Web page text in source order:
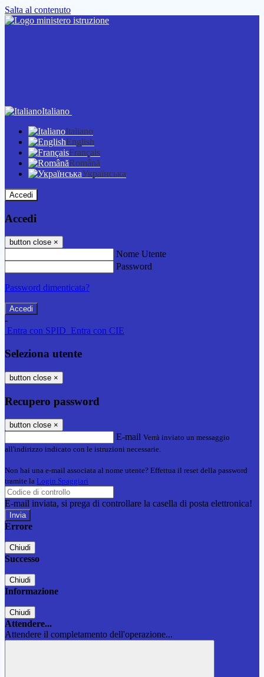
Salta al contenuto
Italiano
Italiano
English
Français
Română
Українська
Accedi
Accedi
button close ×
Nome Utente
Password
Password dimenticata?
-
Entra con SPID Entra con CIE
Seleziona utente
button close ×
Recupero password
button close ×
E-mail Verrà inviato un messaggio
all'indirizzo indicato con le istruzioni necessarie.
Non hai una e-mail associata al nome utente? Effettua il reset della password
tramite la Login Spaggiari
E-mail inviata, si prega di controllare la casella di posta elettronica!
Errore
Chiudi
Successo
Chiudi
Informazione
Chiudi
Attendere...
Attendere il completamento dell'operazione...